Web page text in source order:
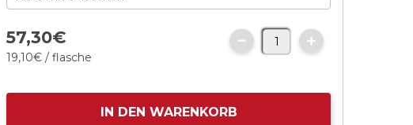
57,30€
19,10€ / flasche
IN DEN WARENKORB